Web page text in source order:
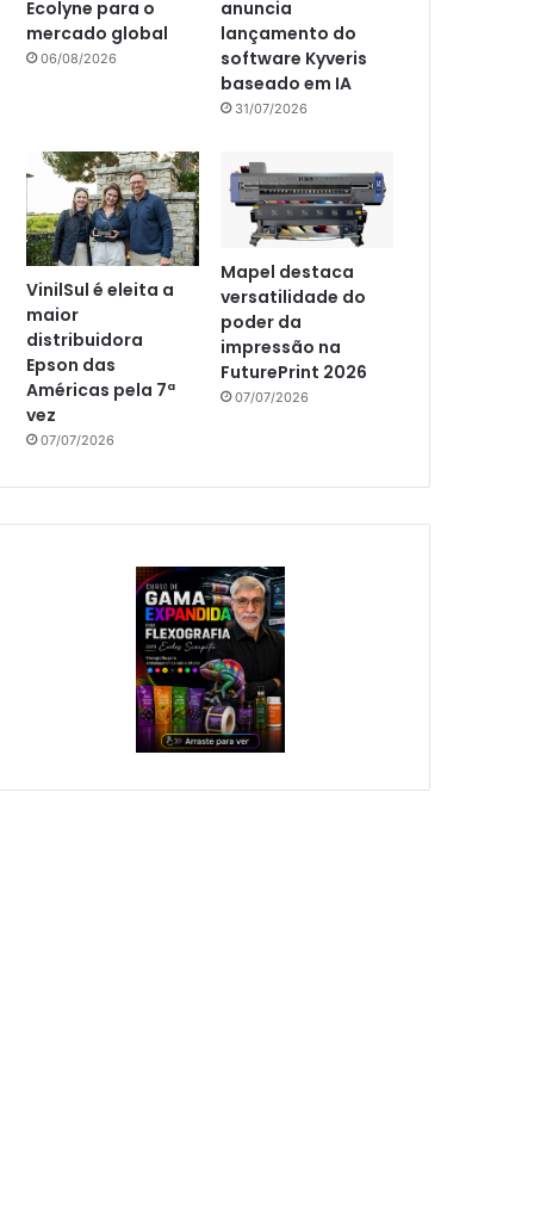
Ecolyne para o
mercado global
06/08/2026
anuncia
lançamento do
software Kyveris
baseado em IA
31/07/2026
VinilSul é eleita a
maior
distribuidora
Epson das
Américas pela 7ª
vez
07/07/2026
Mapel destaca
versatilidade do
poder da
impressão na
FuturePrint 2026
07/07/2026